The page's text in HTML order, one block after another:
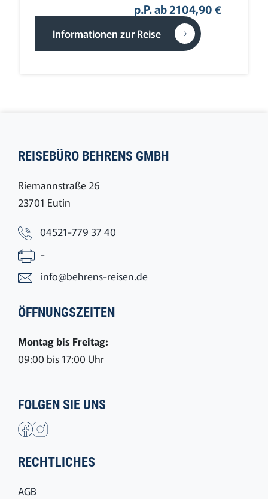
p.P. ab 2104,90 €
Informationen zur Reise
REISEBÜRO BEHRENS GMBH
Riemannstraße 26
23701 Eutin
04521-779 37 40
-
info@behrens-reisen.de
ÖFFNUNGSZEITEN
Montag bis Freitag:
09:00 bis 17:00 Uhr
FOLGEN SIE UNS
RECHTLICHES
AGB